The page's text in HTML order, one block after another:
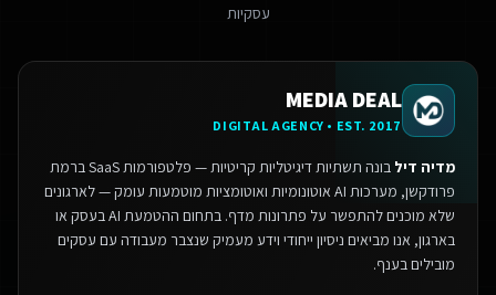
עסקיות
MEDIA DEAL
DIGITAL AGENCY • EST. 2017
מדיה דיל
בונה תשתיות דיגיטליות קריטיות — פלטפורמות SaaS ברמת
פרודקשן, מערכות AI אוטונומיות ואוטומציות מוטמעות עומק — לארגונים
שלא מוכנים להתפשר על פתרונות מדף.
בתחום ההטמעת AI בעסק או
בארגון, אנו מביאים ניסיון ייחודי וידע מעמיק שנצבר מעבודה עם עסקים
מובילים בענף.